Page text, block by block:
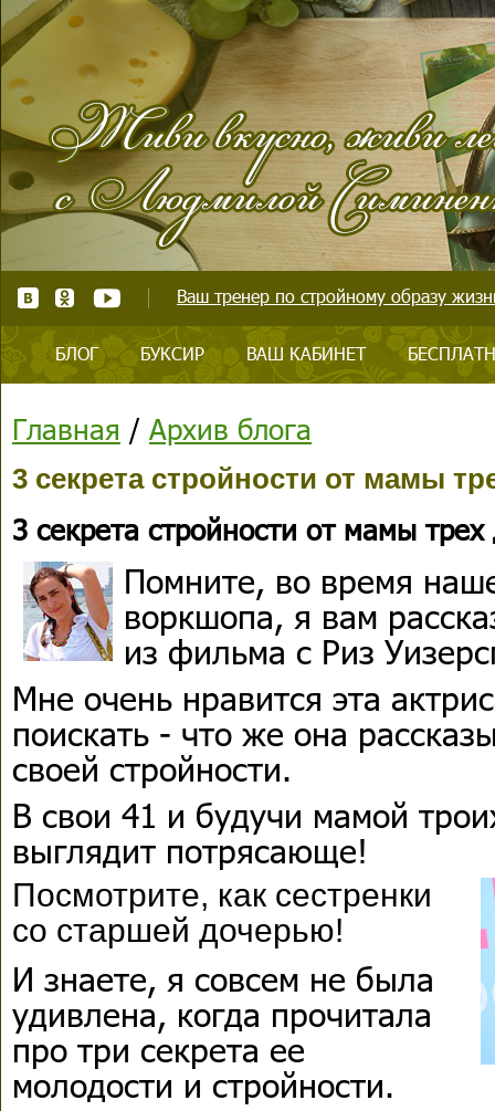
Ваш тренер по стройному образу
БЛОГ БУКСИР ВАШ КАБИНЕТ
Главная / Архив блога
3 секрета стройности от мамы
3 секрета стройности от мамы
Помните, во время
воркшопа, я вам
из фильма с Риз
Мне очень нравится эта
поискать - что же она
своей стройности.
В свои 41 и будучи мамой
выглядит потрясающе!
Посмотрите, как сестренки
со старшей дочерью!
И знаете, я совсем не была
удивлена, когда прочитала
про три секрета ее
молодости и стройности.